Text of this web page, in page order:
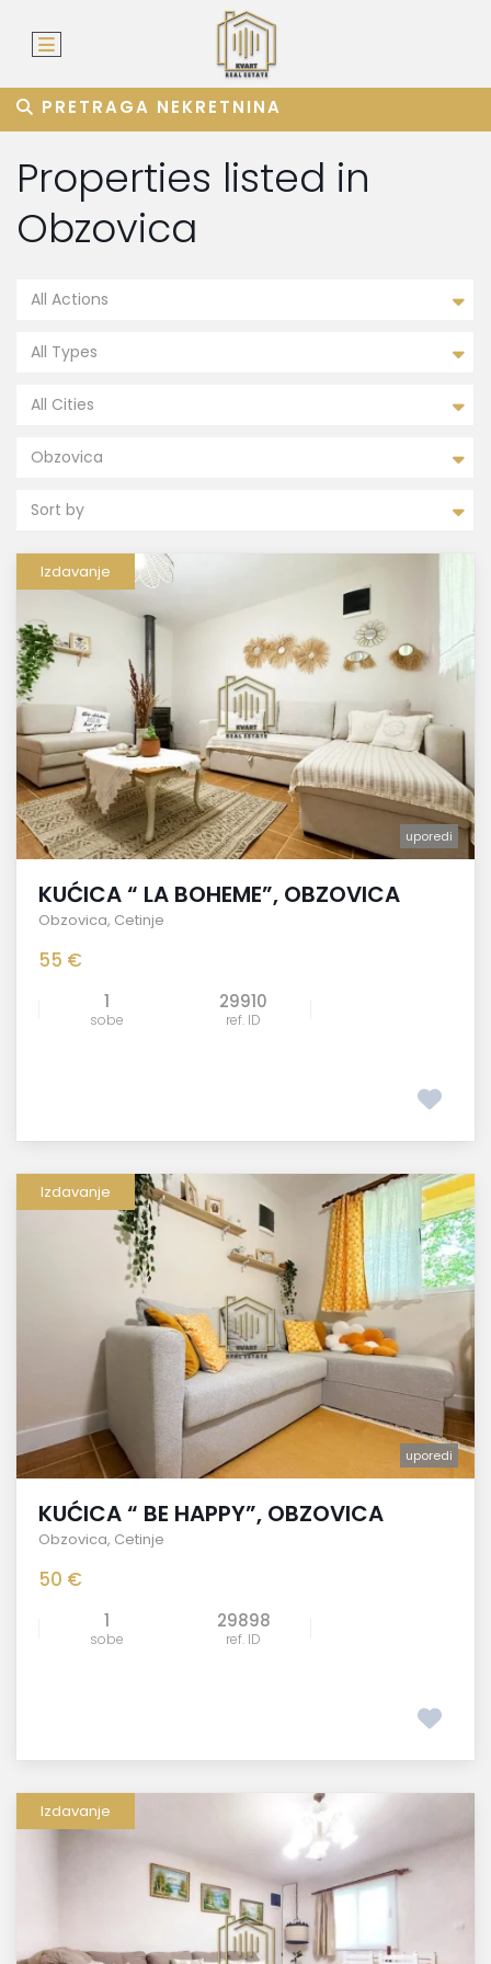
PRETRAGA NEKRETNINA
Properties listed in
Obzovica
All Actions
All Types
All Cities
Obzovica
Sort by
Izdavanje
uporedi
KUĆICA “ LA BOHEME”, OBZOVICA
Obzovica, Cetinje
55 €
1
sobe
29910
ref. ID
Izdavanje
uporedi
KUĆICA “ BE HAPPY”, OBZOVICA
Obzovica, Cetinje
50 €
1
sobe
29898
ref. ID
Izdavanje